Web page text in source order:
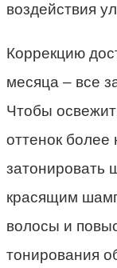
воздействия
Коррекцию
месяца – все
Чтобы
оттенок
затонировать
красящим
волосы и
тонирования